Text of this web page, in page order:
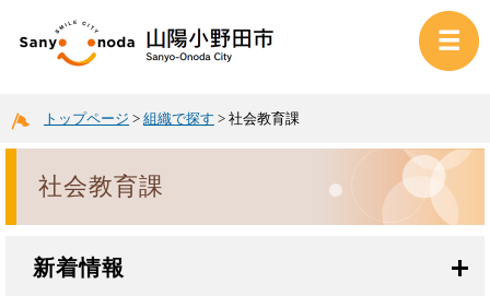
トップページ > 組織で探す > 社会教育課
社会教育課
新着情報